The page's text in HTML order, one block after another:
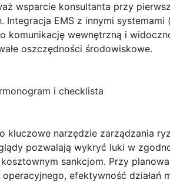
wsparcie konsultanta przy
EMS z innymi systemami
komunikację wewnętrzną i
oszczędności środowiskowe.
i checklista
narzędzie zarządzania
pozwalają wykryć luki w
sankcjom. Przy
efektywność działań